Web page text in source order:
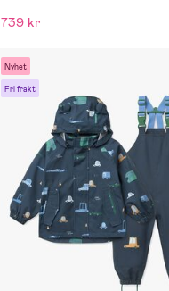
739 kr
Nyhet
Fri frakt